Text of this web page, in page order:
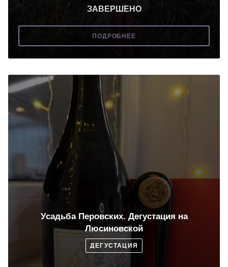
ЗАВЕРШЕНО
ПОДРОБНЕЕ
Усадьба Перовских. Дегустация на
Люсиновской
ДЕГУСТАЦИЯ